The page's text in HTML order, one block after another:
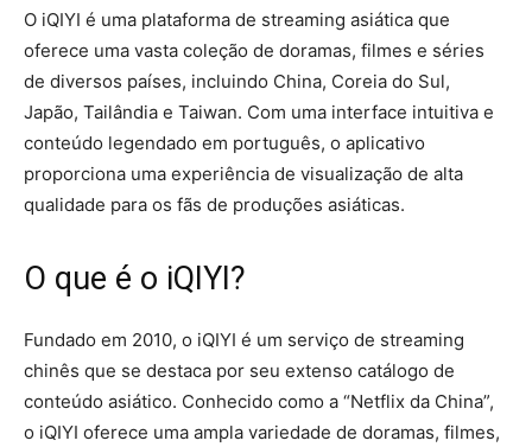
O iQIYI é uma plataforma de streaming asiática que
oferece uma vasta coleção de doramas, filmes e séries
de diversos países, incluindo China, Coreia do Sul,
Japão, Tailândia e Taiwan. Com uma interface intuitiva e
conteúdo legendado em português, o aplicativo
proporciona uma experiência de visualização de alta
qualidade para os fãs de produções asiáticas.
O que é o iQIYI?
Fundado em 2010, o iQIYI é um serviço de streaming
chinês que se destaca por seu extenso catálogo de
conteúdo asiático. Conhecido como a “Netflix da China”,
o iQIYI oferece uma ampla variedade de doramas, filmes,